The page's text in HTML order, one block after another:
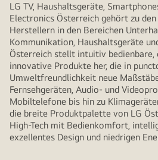
LG TV, Haushaltsgeräte,
Electronics Österreich gehört zu
Herstellern in den Bereichen
Kommunikation, Haushaltsgeräte
Österreich stellt intuitiv bedienbare,
innovative Produkte her, die in
Umweltfreundlichkeit neue
Fernsehgeräten, Audio- und
Mobiltelefone bis hin zu
die breite Produktpalette von LG
High-Tech mit Bedienkomfort,
exzellentes Design und niedrigen